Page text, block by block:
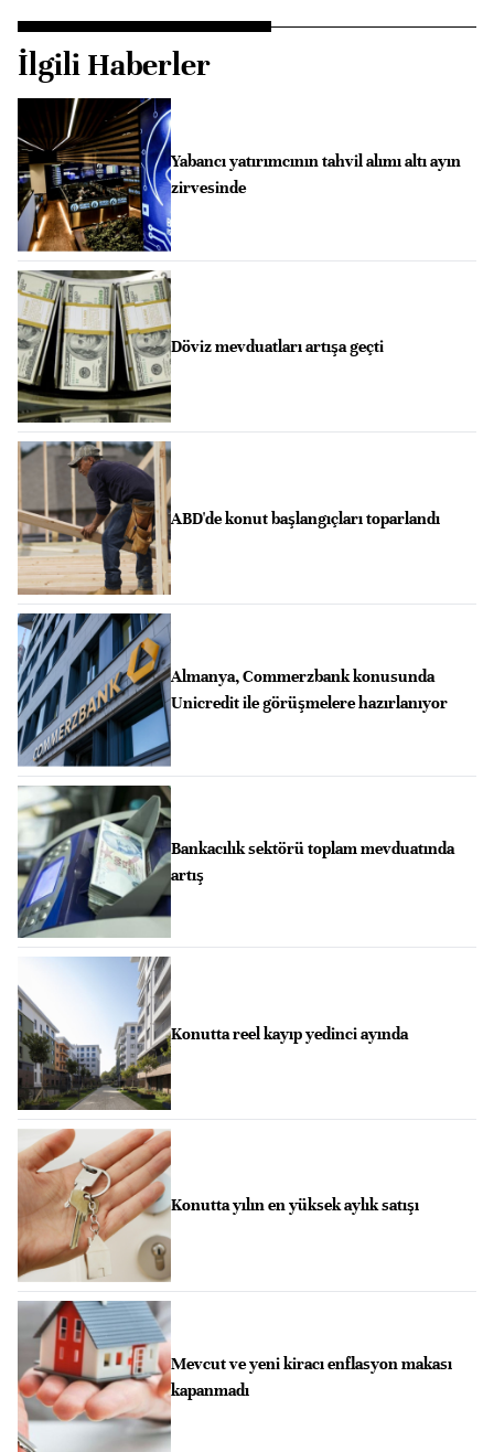
İlgili Haberler
Yabancı yatırımcının tahvil alımı altı ayın
zirvesinde
Döviz mevduatları artışa geçti
ABD'de konut başlangıçları toparlandı
Almanya, Commerzbank konusunda
Unicredit ile görüşmelere hazırlanıyor
Bankacılık sektörü toplam mevduatında
artış
Konutta reel kayıp yedinci ayında
Konutta yılın en yüksek aylık satışı
Mevcut ve yeni kiracı enflasyon makası
kapanmadı